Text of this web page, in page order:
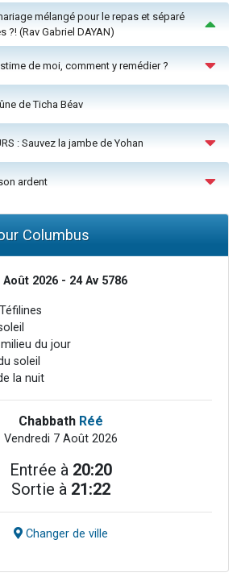
mélangé pour le repas et séparé
?! (Rav Gabriel DAYAN)
de moi, comment y remédier ?
de Ticha Béav
: Sauvez la jambe de Yohan
ardent
Columbus
Août 2026 - 24 Av 5786
du jour
soleil
la nuit
Chabbath Réé
Vendredi 7 Août 2026
Entrée à 20:20
Sortie à 21:22
Changer de ville